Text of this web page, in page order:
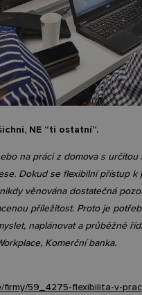
NE “ti ostatní”.
na práci z domova s
Dokud se flexibilní přístup k
věnována dostatečná
příležitost. Proto je
naplánovat a průběžně
Komerční banka.
59_4275-flexibilita-v-